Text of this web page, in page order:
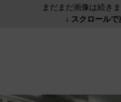
まだまだ画像は続き
↓ スクロールで